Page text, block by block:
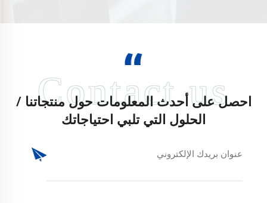
احصل على أحدث المعلومات حول منتجاتنا /
الحلول التي تلبي احتياجاتك